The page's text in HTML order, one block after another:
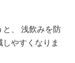
と、 浅飲みを防
やすくなりま